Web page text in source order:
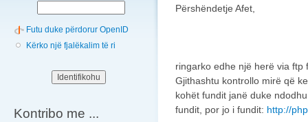
Futu duke përdorur OpenID
Kërko një fjalëkalim të ri
Kontribo me ...
Përshëndetje Afet,
ringarko edhe një herë via ftp
Gjithashtu kontrollo mirë që
kohët fundit janë duke
fundit, por jo i fundit: http://